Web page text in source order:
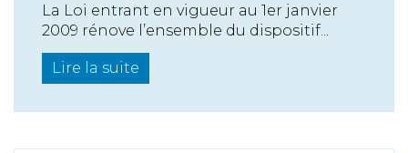
La Loi entrant en vigueur au 1er janvier
2009 rénove l’ensemble du dispositif...
Lire la suite